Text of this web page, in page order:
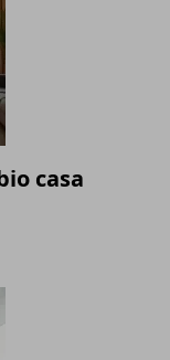
casa